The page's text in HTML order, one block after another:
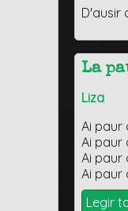
D'ausir
La
Liza
Ai paur
Ai paur
Ai paur
Ai paur
Legir